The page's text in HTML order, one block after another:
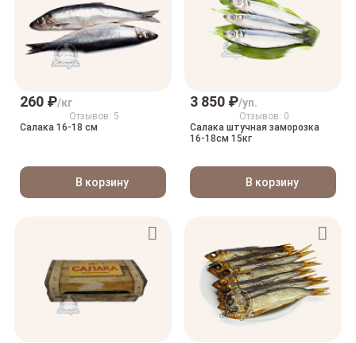
260 ₽/кг
Отзывов: 5
Салака 16-18 см
В корзину
3 850 ₽/уп.
Отзывов: 0
Салака штучная заморозка
16-18см 15кг
В корзину